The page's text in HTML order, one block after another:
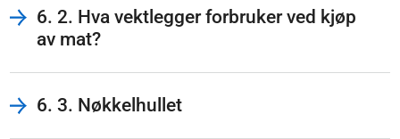
6. 2. Hva vektlegger forbruker ved kjøp
av mat?
6. 3. Nøkkelhullet